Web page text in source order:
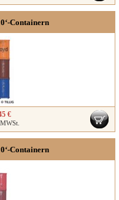
Containern
€
Containern